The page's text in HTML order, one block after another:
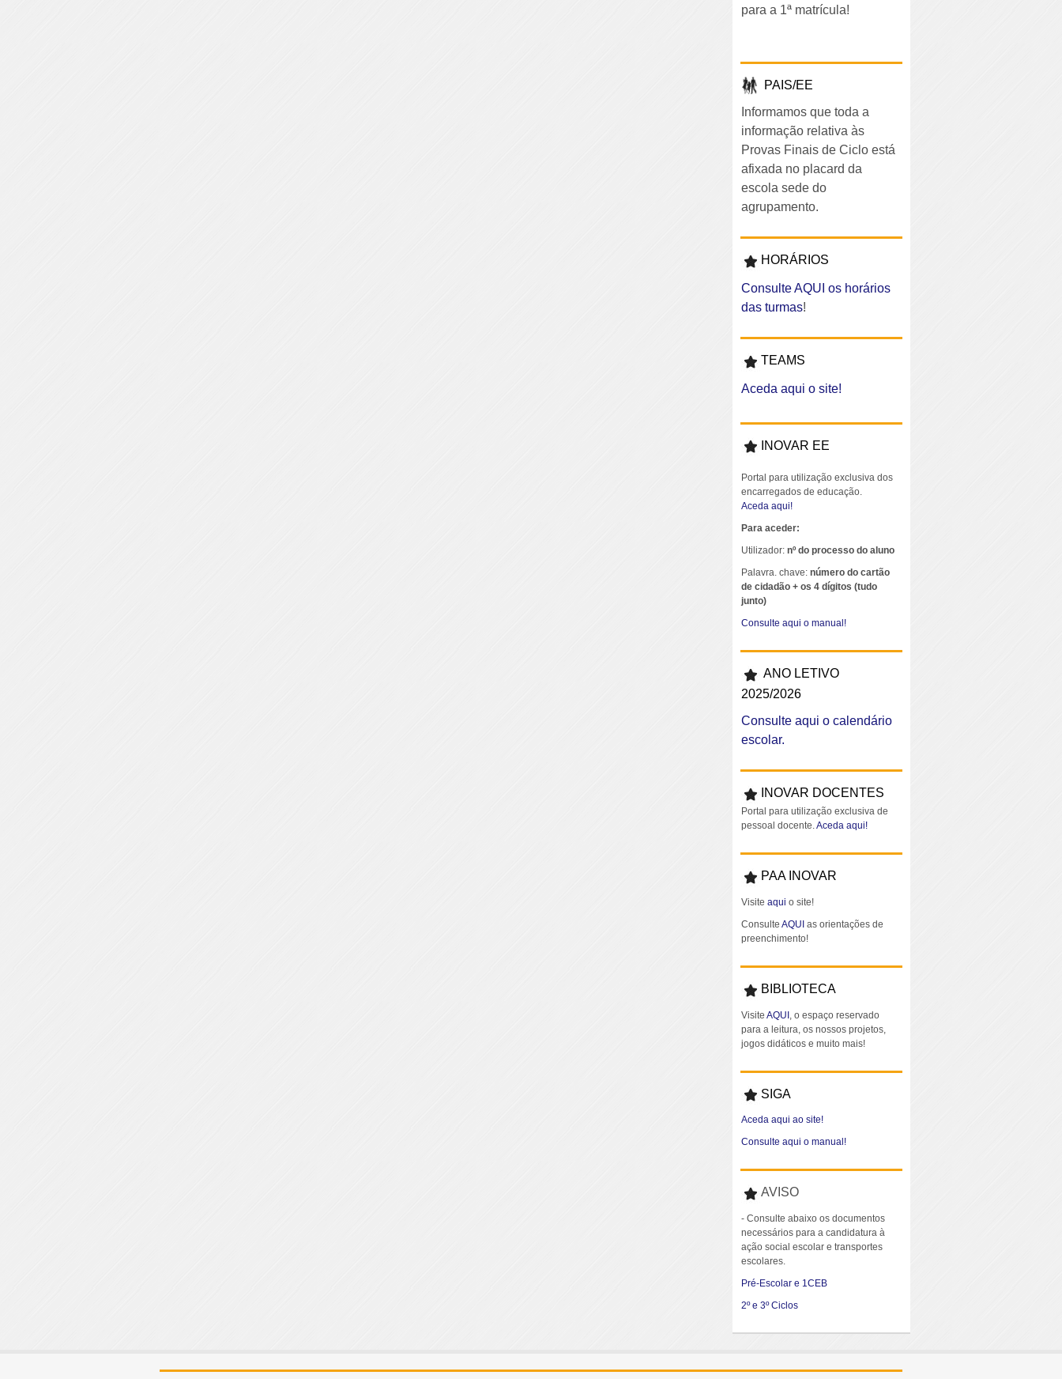
para a 1ª matrícula!
PAIS/EE
Informamos que toda a
informação relativa às
Provas Finais de Ciclo está
afixada no placard da
escola sede do
agrupamento.
HORÁRIOS
Consulte AQUI os horários
das turmas!
TEAMS
Aceda aqui o site!
INOVAR EE
Portal para utilização exclusiva dos
encarregados de educação.
Aceda aqui!
Para aceder:
Utilizador: nº do processo do aluno
Palavra. chave:número do cartão
de cidadão + os 4 dígitos (tudo
junto)
Consulte aqui o manual!
ANO LETIVO
2025/2026
Consulte aqui o calendário
escolar.
INOVAR DOCENTES
Portal para utilização exclusiva de
pessoal docente.Aceda aqui!
PAA INOVAR
Visite aqui o site!
ConsulteAQUI as orientações de
preenchimento!
BIBLIOTECA
VisiteAQUI , o espaço reservado
para a leitura, os nossos projetos,
jogos didáticos e muito mais!
SIGA
Aceda aqui ao site!
Consulte aqui o manual!
AVISO
- Consulte abaixo os documentos
necessários para a candidatura à
ação social escolar e transportes
escolares.
Pré-Escolar e 1CEB
2º e 3º Ciclos